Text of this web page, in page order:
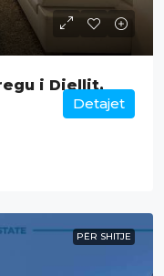
i Diellit.
Detajet
PËR SHITJE